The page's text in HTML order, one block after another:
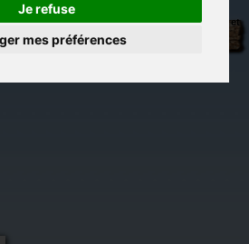
Je refuse
mes préférences
Carterie
originale
Activités
détente et jeux
Objets déco et